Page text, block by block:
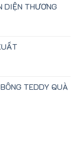
DIỆN THƯƠNG
TEDDY QUÀ